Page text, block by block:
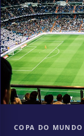
COPA DO